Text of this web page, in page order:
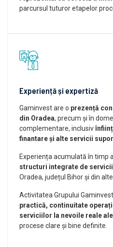
parcursul tuturor etapelor
Experiență și expertiză
Gaminvest are o prezență
din Oradea, precum și în
complementare, inclusiv
finantare și alte servicii
Experiența acumulată în timp
structuri integrate de servicii
Oradea, județul Bihor și din
Activitatea Grupului
practică, continuitate
serviciilor la nevoile reale
procese clare și bine definite.